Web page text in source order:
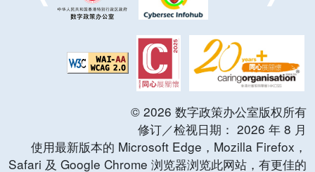
© 2026 数字政策办公室版权所有
修订／检视日期： 2026 年 8 月
使用最新版本的 Microsoft Edge，Mozilla Firefox，
Safari 及 Google Chrome 浏览器浏览此网站，有更佳的